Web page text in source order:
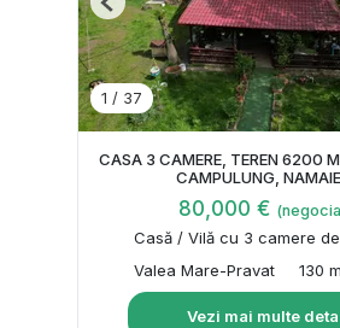
1 / 37
Previous
CASA 3 CAMERE, TEREN 6200
CAMPULUNG,
80,000 €
Casă / Vilă cu 3 camere
Valea Mare-Pravat
130
Vezi mai multe